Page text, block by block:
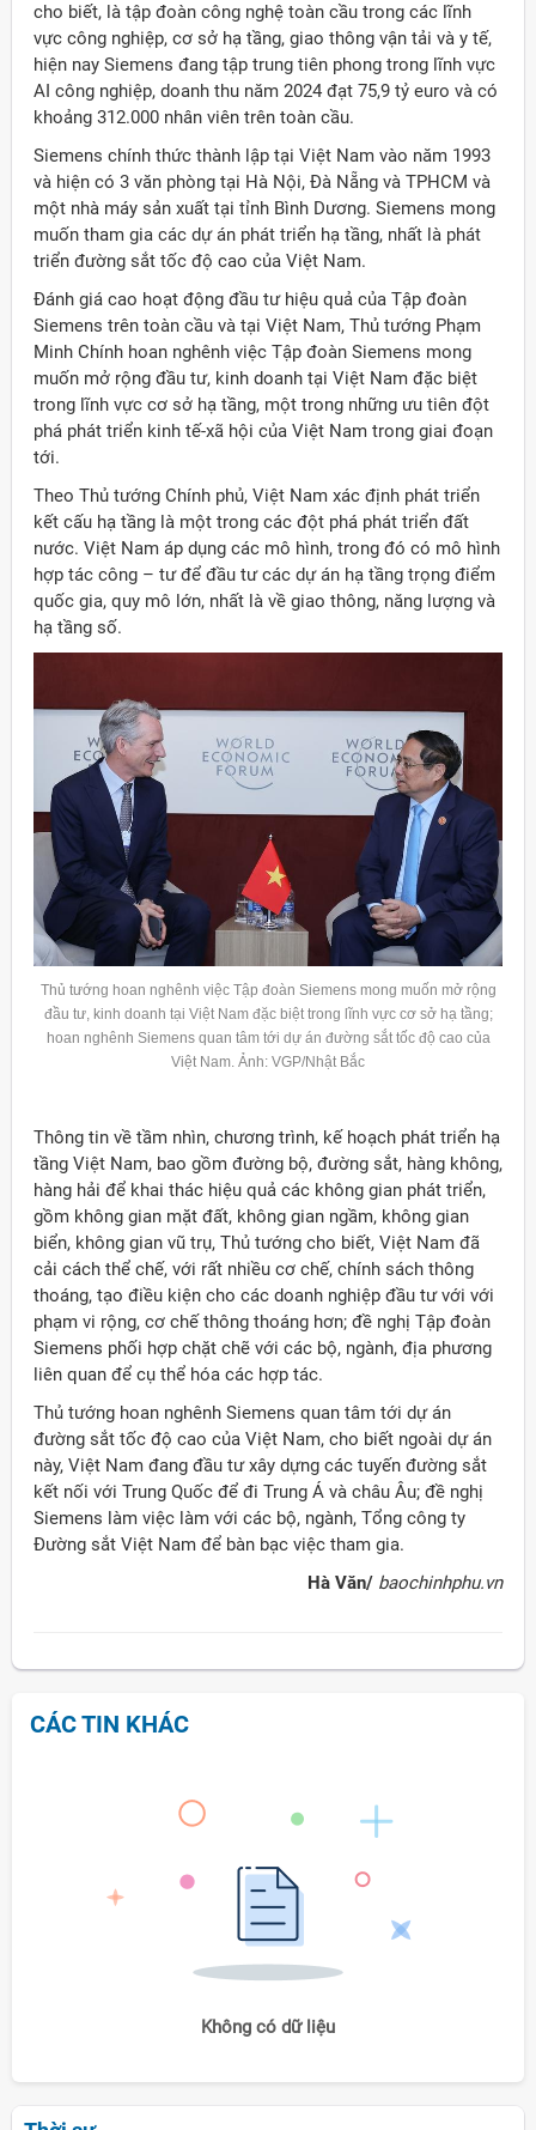
Việt Nam ở nước ngoài
cho biết, là tập đoàn công nghệ toàn cầu trong các lĩnh
vực công nghiệp, cơ sở hạ tầng, giao thông vận tải và y tế,
hiện nay Siemens đang tập trung tiên phong trong lĩnh vực
AI công nghiệp, doanh thu năm 2024 đạt 75,9 tỷ euro và có
khoảng 312.000 nhân viên trên toàn cầu.
Siemens chính thức thành lập tại Việt Nam vào năm 1993
và hiện có 3 văn phòng tại Hà Nội, Đà Nẵng và TPHCM và
một nhà máy sản xuất tại tỉnh Bình Dương. Siemens mong
muốn tham gia các dự án phát triển hạ tầng, nhất là phát
triển đường sắt tốc độ cao của Việt Nam.
Đánh giá cao hoạt động đầu tư hiệu quả của Tập đoàn
Siemens trên toàn cầu và tại Việt Nam, Thủ tướng Phạm
Minh Chính hoan nghênh việc Tập đoàn Siemens mong
muốn mở rộng đầu tư, kinh doanh tại Việt Nam đặc biệt
trong lĩnh vực cơ sở hạ tầng, một trong những ưu tiên đột
phá phát triển kinh tế-xã hội của Việt Nam trong giai đoạn
tới.
Theo Thủ tướng Chính phủ, Việt Nam xác định phát triển
kết cấu hạ tầng là một trong các đột phá phát triển đất
nước. Việt Nam áp dụng các mô hình, trong đó có mô hình
hợp tác công – tư để đầu tư các dự án hạ tầng trọng điểm
quốc gia, quy mô lớn, nhất là về giao thông, năng lượng và
hạ tầng số.
Thủ tướng hoan nghênh việc Tập đoàn Siemensmong muốn mở rộng
đầu tư, kinh doanh tại Việt Nam đặc biệt trong lĩnh vực cơ sở hạ tầng;
hoan nghênh Siemensquan tâm tới dự án đường sắt tốc độ cao của
Việt Nam. Ảnh: VGP/Nhật Bắc
Thông tin về tầm nhìn, chương trình, kế hoạch phát triển hạ
tầng Việt Nam, bao gồm đường bộ, đường sắt, hàng không,
hàng hải để khai thác hiệu quả các không gian phát triển,
gồm không gian mặt đất, không gian ngầm, không gian
biển, không gian vũ trụ, Thủ tướng cho biết, Việt Nam đã
cải cách thể chế, với rất nhiều cơ chế, chính sách thông
thoáng, tạo điều kiện cho các doanh nghiệp đầu tư với với
phạm vi rộng, cơ chế thông thoáng hơn; đề nghị Tập đoàn
Siemens phối hợp chặt chẽ với các bộ, ngành, địa phương
liên quan để cụ thể hóa các hợp tác.
Thủ tướng hoan nghênh Siemens quan tâm tới dự án
đường sắt tốc độ cao của Việt Nam, cho biết ngoài dự án
này, Việt Nam đang đầu tư xây dựng các tuyến đường sắt
kết nối với Trung Quốc để đi Trung Á và châu Âu; đề nghị
Siemens làm việc làm với các bộ, ngành, Tổng công ty
Đường sắt Việt Nam để bàn bạc việc tham gia.
Hà Văn/ baochinhphu.vn
CÁC TIN KHÁC
Không có dữ liệu